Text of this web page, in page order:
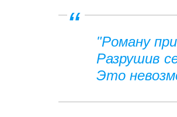
"Роману
Разрушив
Это